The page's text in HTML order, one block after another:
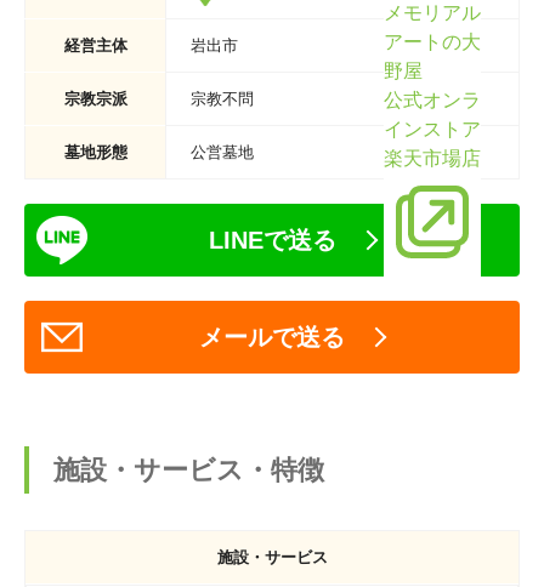
メモリアル
アートの大
野屋
公式オンラ
インストア
楽天市場店
経営主体 岩出市
宗教宗派 宗教不問
墓地形態 公営墓地
LINEで送る
メールで送る
施設・サービス・特徴
施設・サービス